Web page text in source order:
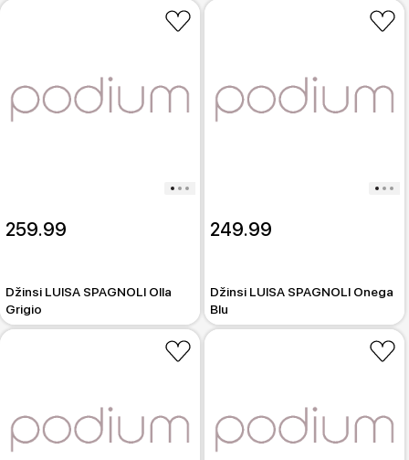
259.99
Džinsi LUISA SPAGNOLI Olla
Grigio
249.99
Džinsi LUISA SPAGNOLI Onega
Blu